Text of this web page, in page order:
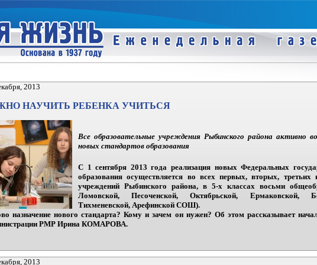
2013
НАУЧИТЬ РЕБЕНКА УЧИТЬСЯ
Все образовательные учреждения Рыбинского района активно
новых стандартов образования
С 1 сентября 2013 года реализация новых Федеральных
образования осуществляется во всех первых, вторых, третьих
учреждений Рыбинского района, в 5-х классах восьми
Ломовской, Песоченской, Октябрьской, Ермаковской,
Тихменевской, Арефинской СОШ).
назначение нового стандарта? Кому и зачем он нужен? Об этом рассказывает
РМР Ирина КОМАРОВА.
2013